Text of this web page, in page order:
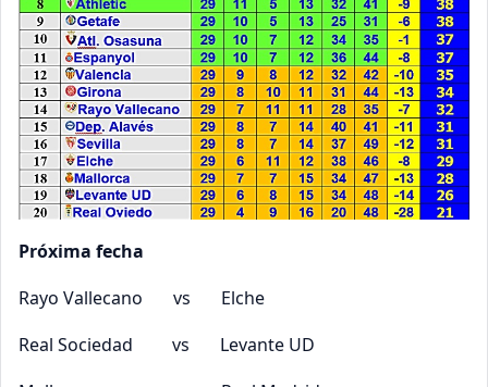
Próxima fecha
Rayo Vallecano vs Elche
Real Sociedad vs Levante UD